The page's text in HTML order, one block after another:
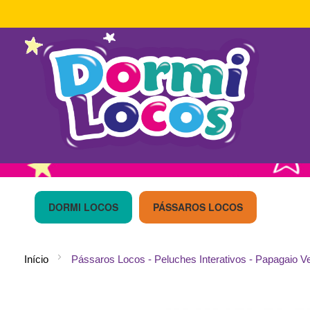
Ir
Conteúdo
DORMI LOCOS PÁSSAROS LOCOS
Início Pássaros Locos - Peluches Interativos - Papagaio